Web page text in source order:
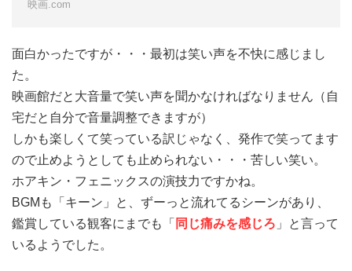
映画.com
面白かったですが・・・最初は笑い声を不快に感じまし
た。
映画館だと大音量で笑い声を聞かなければなりません（自
宅だと自分で音量調整できますが）
しかも楽しくて笑っている訳じゃなく、発作で笑ってます
ので止めようとしても止められない・・・苦しい笑い。
ホアキン・フェニックスの演技力ですかね。
BGMも「キーン」と、ずーっと流れてるシーンがあり、
鑑賞している観客にまでも「 同じ痛みを感じろ 」と言って
いるようでした。